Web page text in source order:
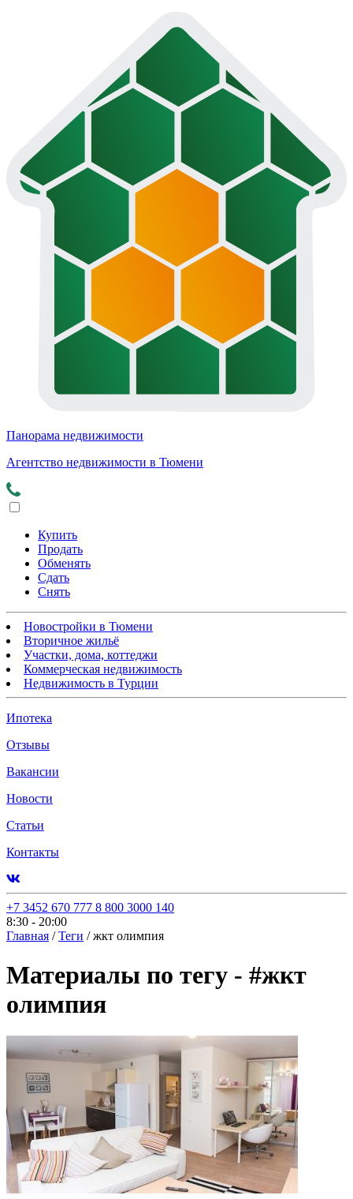
Панорама недвижимости
Агентство недвижимости в Тюмени
Купить
Продать
Обменять
Сдать
Снять
Новостройки в Тюмени
Вторичное жильё
Участки, дома, коттеджи
Коммерческая недвижимость
Недвижимость в Турции
Ипотека
Отзывы
Вакансии
Новости
Статьи
Контакты
+7 3452 670 777 8 800 3000 140
8:30 - 20:00
Главная / Теги / жкт олимпия
Материалы по тегу - #жкт
олимпия